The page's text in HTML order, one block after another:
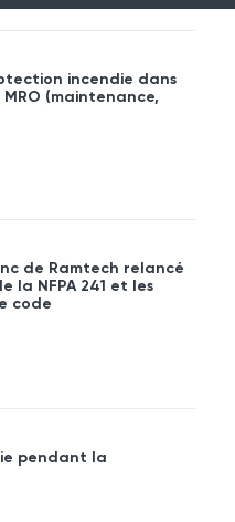
incendie dans
(maintenance,
de Ramtech relancé
la NFPA 241 et les
code
pendant la